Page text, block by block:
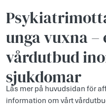
unga vuxna –
vårdutbud
sjukdomar
Läs mer på huvudsidan för
information om vårt